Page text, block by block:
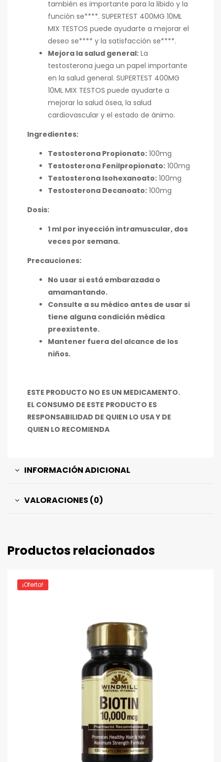
también es importante para la libido y la
función se****. SUPERTEST 400MG 10ML
MIX TESTOS puede ayudarte a mejorar el
deseo se**** y la satisfacción se****.
Mejora la salud general: La
testosterona juega un papel importante
en la salud general. SUPERTEST 400MG
10ML MIX TESTOS puede ayudarte a
mejorar la salud ósea, la salud
cardiovascular y el estado de ánimo.
Ingredientes:
Testosterona Propionato: 100mg
Testosterona Fenilpropionato: 100mg
Testosterona Isohexanoato: 100mg
Testosterona Decanoato: 100mg
Dosis:
1 ml por inyección intramuscular, dos
veces por semana.
Precauciones:
No usar si está embarazada o
amamantando.
Consulte a su médico antes de usar si
tiene alguna condición médica
preexistente.
Mantener fuera del alcance de los
niños.
ESTE PRODUCTO NO ES UN MEDICAMENTO.
EL CONSUMO DE ESTE PRODUCTO ES
RESPONSABILIDAD DE QUIEN LO USA Y DE
QUIEN LO RECOMIENDA
INFORMACIÓN ADICIONAL
VALORACIONES (0)
Productos relacionados
¡Oferta!